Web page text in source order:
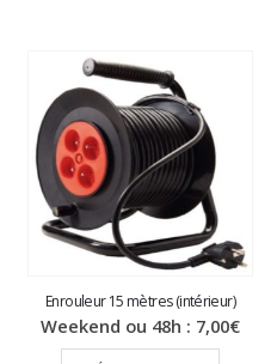
Enrouleur 15 mètres (intérieur)
Weekend ou 48h : 7,00€